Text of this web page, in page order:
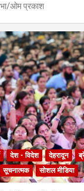
ओम प्रकाश
देश - विदेश देहरादून
सूचनात्मक सोशल मीडिया